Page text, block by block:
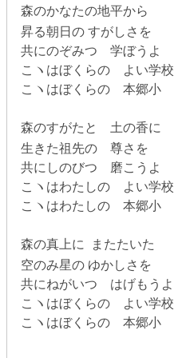
森のかなたの地平から
昇る朝日の すがしさを
共にのぞみつ 学ぼうよ
こヽはぼくらの よい学校
こヽはぼくらの 本郷小
森のすがたと 土の香に
生きた祖先の 尊さを
共にしのびつ 磨こうよ
こヽはわたしの よい学校
こヽはわたしの 本郷小
森の真上に またたいた
空のみ星の ゆかしさを
共にねがいつ はげもうよ
こヽはぼくらの よい学校
こヽはぼくらの 本郷小